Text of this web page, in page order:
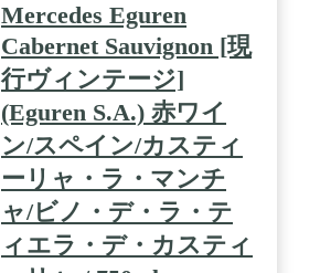
Mercedes Eguren
Cabernet Sauvignon [現
行ヴィンテージ]
(Eguren S.A.) 赤ワイ
ン/スペイン/カスティ
ーリャ・ラ・マンチ
ャ/ビノ・デ・ラ・テ
ィエラ・デ・カスティ